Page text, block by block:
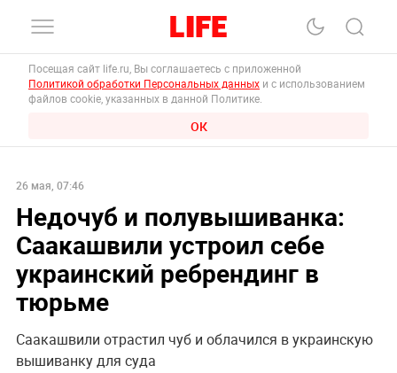
Посещая сайт life.ru, Вы соглашаетесь с приложенной
Политикой обработки Персональных данных и с использованием
файлов cookie, указанных в данной Политике.
ОК
26 мая, 07:46
Недочуб и полувышиванка:
Саакашвили устроил себе
украинский ребрендинг в
тюрьме
Саакашвили отрастил чуб и облачился в украинскую
вышиванку для суда